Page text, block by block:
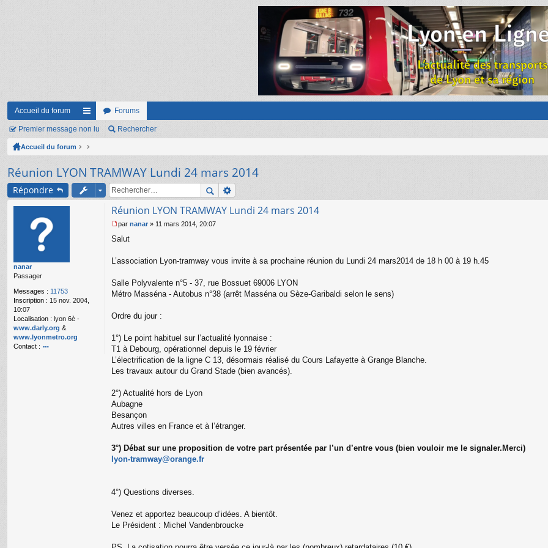
Accueil du forum
ac
co
ci
s
Forums
Premier message non lu Rechercher
Accueil du forum
Réunion LYON TRAMWAY Lundi 24 mars 2014
Répondre
nanar
Passager
Messages : 11753
Inscription : 15 nov. 2004,
10:07
Localisation : lyon 6è -
www.darly.org &
www.lyonmetro.org
Contact :
Réunion LYON TRAMWAY Lundi 24 mars 2014
e
s
e
n
n
par nanar » 11 mars 2014, 20:07
Salut
L’association Lyon-tramway vous invite à sa prochaine réunion du Lundi 24 mars2014 de 18 h 00 à 19 h.45
Salle Polyvalente n°5 - 37, rue Bossuet 69006 LYON
Métro Masséna - Autobus n°38 (arrêt Masséna ou Sèze-Garibaldi selon le sens)
Ordre du jour :
1°) Le point habituel sur l’actualité lyonnaise :
T1 à Debourg, opérationnel depuis le 19 février
L’électrification de la ligne C 13, désormais réalisé du Cours Lafayette à Grange Blanche.
Les travaux autour du Grand Stade (bien avancés).
2°) Actualité hors de Lyon
Aubagne
Besançon
Autres villes en France et à l’étranger.
3°) Débat sur une proposition de votre part présentée par l’un d’entre vous (bien vouloir me le signaler.Merci)
lyon-tramway@orange.fr
4°) Questions diverses.
Venez et apportez beaucoup d’idées. A bientôt.
Le Président : Michel Vandenbroucke